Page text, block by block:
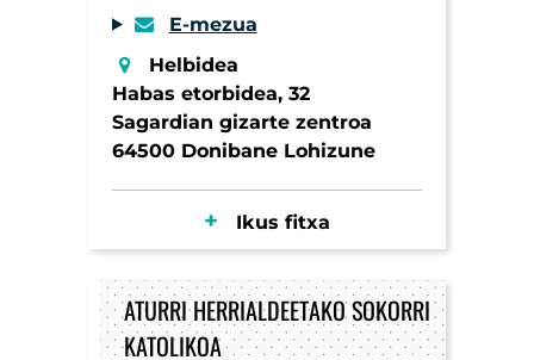
E-mezua
Helbidea
Habas etorbidea, 32
Sagardian gizarte zentroa
64500 Donibane Lohizune
Ikus fitxa
ATURRI HERRIALDEETAKO SOKORRI
KATOLIKOA